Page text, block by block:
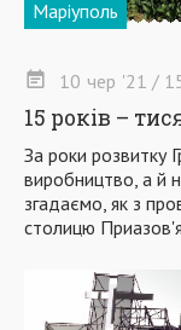
Маріуполь
10 чер '21 /
15 років –
За роки розвитку
виробництво, а й
згадаємо, як з
столицю Приазов'я